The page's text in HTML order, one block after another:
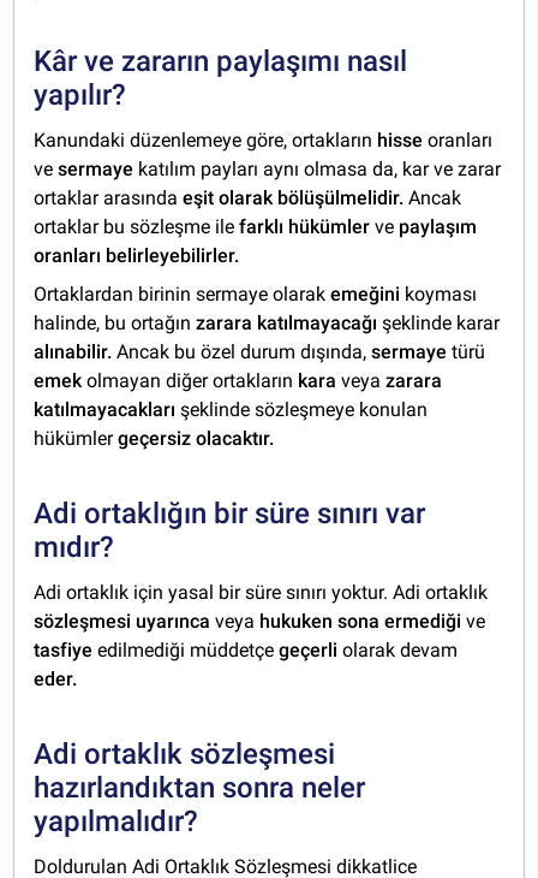
Kâr ve zararın paylaşımı nasıl
yapılır?
Kanundaki düzenlemeye göre, ortakların hisse oranları
vesermaye katılım payları aynı olmasa da, kar ve zarar
ortaklar arasındaeşit olarak bölüşülmelidir. Ancak
ortaklar bu sözleşme ilefarklı hükümler ve paylaşım
oranları belirleyebilirler.
Ortaklardan birinin sermaye olarakemeğini koyması
halinde, bu ortağınzarara katılmayacağı şeklinde karar
alınabilir. Ancak bu özel durum dışında,sermaye türü
emekolmayan diğer ortakların kara veyazarara
katılmayacakları şeklinde sözleşmeye konulan
hükümlergeçersiz olacaktır.
Adi ortaklığın bir süre sınırı var
mıdır?
Adi ortaklık için yasal bir süre sınırı yoktur. Adi ortaklık
sözleşmesi uyarınca veya hukuken sona ermediği ve
tasfiye edilmediği müddetçegeçerli olarak devam
eder.
Adi ortaklık sözleşmesi
hazırlandıktan sonra neler
yapılmalıdır?
Doldurulan Adi Ortaklık Sözleşmesi dikkatlice